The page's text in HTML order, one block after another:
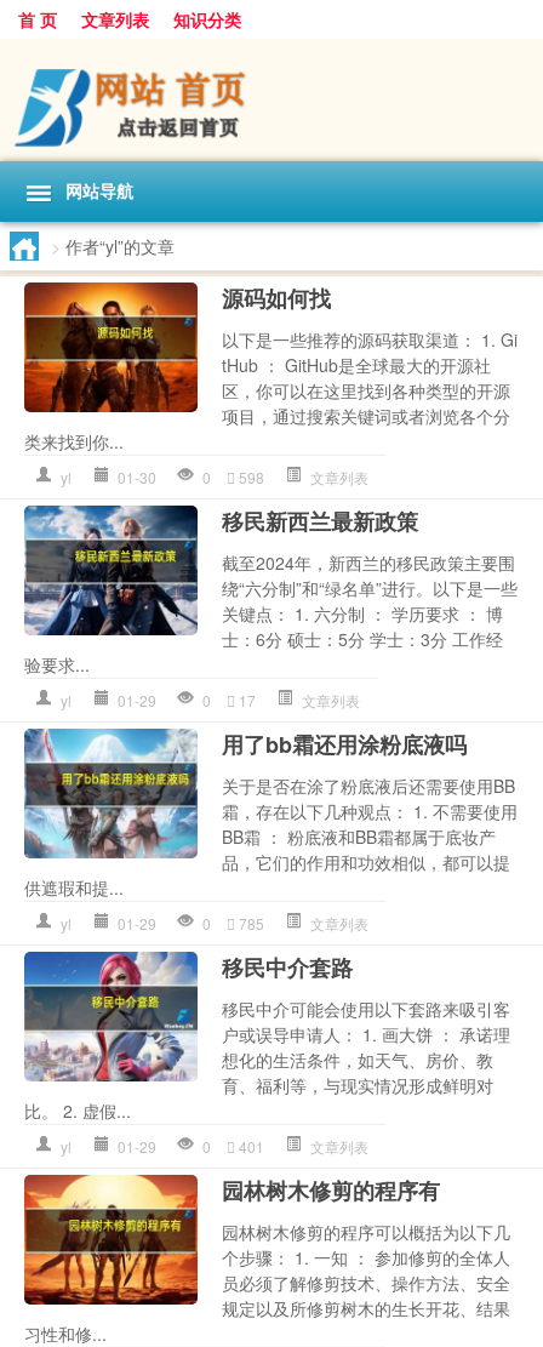
首 页 文章列表 知识分类
网站导航
> 作者“yl”的文章
源码如何找
以下是一些推荐的源码获取渠道： 1. Gi
tHub ： GitHub是全球最大的开源社
区，你可以在这里找到各种类型的开源
项目，通过搜索关键词或者浏览各个分
类来找到你...
yl 01-30 0 598 文章列表
移民新西兰最新政策
截至2024年，新西兰的移民政策主要围
绕“六分制”和“绿名单”进行。以下是一些
关键点： 1. 六分制 ： 学历要求 ： 博
士：6分 硕士：5分 学士：3分 工作经
验要求...
yl 01-29 0 17 文章列表
用了bb霜还用涂粉底液吗
关于是否在涂了粉底液后还需要使用BB
霜，存在以下几种观点： 1. 不需要使用
BB霜 ： 粉底液和BB霜都属于底妆产
品，它们的作用和功效相似，都可以提
供遮瑕和提...
yl 01-29 0 785 文章列表
移民中介套路
移民中介可能会使用以下套路来吸引客
户或误导申请人： 1. 画大饼 ： 承诺理
想化的生活条件，如天气、房价、教
育、福利等，与现实情况形成鲜明对
比。 2. 虚假...
yl 01-29 0 401 文章列表
园林树木修剪的程序有
园林树木修剪的程序可以概括为以下几
个步骤： 1. 一知 ： 参加修剪的全体人
员必须了解修剪技术、操作方法、安全
规定以及所修剪树木的生长开花、结果
习性和修...